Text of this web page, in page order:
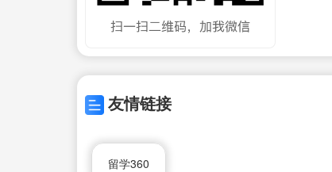
友情链接
留学360